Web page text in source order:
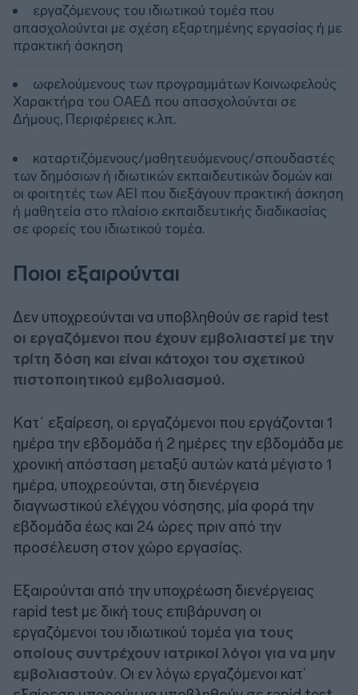
εργαζόμενους του ιδιωτικού τομέα που
απασχολούνται με σχέση εξαρτημένης εργασίας ή με
πρακτική άσκηση
ωφελούμενους των προγραμμάτων Κοινωφελούς
Χαρακτήρα του ΟΑΕΔ που απασχολούνται σε
Δήμους, Περιφέρειες κ.λπ.
καταρτιζόμενους/μαθητευόμενους/σπουδαστές
των δημόσιων ή ιδιωτικών εκπαιδευτικών δομών και
οι φοιτητές των ΑΕΙ που διεξάγουν πρακτική άσκηση
ή μαθητεία στο πλαίσιο εκπαιδευτικής διαδικασίας
σε φορείς του ιδιωτικού τομέα.
Ποιοι εξαιρούνται
Δεν υποχρεούνται να υποβληθούν σε rapid test
oι εργαζόμενοι που έχουν εμβολιαστεί με την
τρίτη δόση και είναι κάτοχοι του σχετικού
πιστοποιητικού εμβολιασμού.
Κατ΄ εξαίρεση, οι εργαζόμενοι που εργάζονται 1
ημέρα την εβδομάδα ή 2 ημέρες την εβδομάδα με
χρονική απόσταση μεταξύ αυτών κατά μέγιστο 1
ημέρα, υποχρεούνται, στη διενέργεια
διαγνωστικού ελέγχου νόσησης, μία φορά την
εβδομάδα έως και 24 ώρες πριν από την
προσέλευση στον χώρο εργασίας.
Εξαιρούνται από την υποχρέωση διενέργειας
rapid test με δική τους επιβάρυνση οι
εργαζόμενοι του ιδιωτικού τομέα για τους
οποίους συντρέχουν ιατρικοί λόγοι για να μην
εμβολιαστούν. Οι εν λόγω εργαζόμενοι κατ’